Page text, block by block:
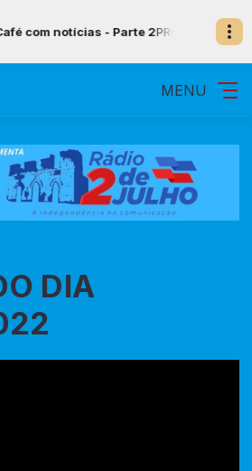
- Parte 2PROGRAMA PRIMEIRA
MENU
DIA